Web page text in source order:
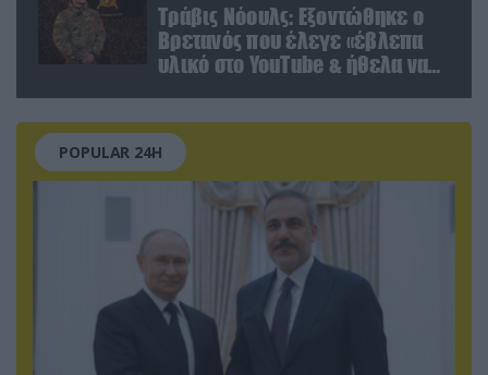
Τράβις Νόουλς: Εξοντώθηκε ο
Βρετανός που έλεγε «έβλεπα
υλικό στο YouTube & ήθελα να
POPULAR 24H